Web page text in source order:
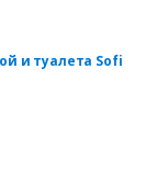
и туалета Sofi